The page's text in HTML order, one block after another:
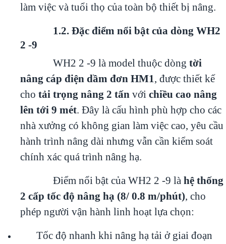
làm việc và tuổi thọ của toàn bộ thiết bị nâng.
1.2. Đặc điểm nổi bật của dòng WH2
2 -9
WH2 2 -9 là model thuộc dòng tời
nâng cáp điện dầm đơn HM1 , được thiết kế
cho tải trọng nâng 2 tấn với chiều cao nâng
lên tới 9 mét. Đây là cấu hình phù hợp cho các
nhà xưởng có không gian làm việc cao, yêu cầu
hành trình nâng dài nhưng vẫn cần kiểm soát
chính xác quá trình nâng hạ.
Điểm nổi bật của WH2 2 -9 là hệ thống
2 cấp tốc độ nâng hạ (8/ 0.8 m/phút), cho
phép người vận hành linh hoạt lựa chọn:
Tốc độ nhanh khi nâng hạ tải ở giai đoạn